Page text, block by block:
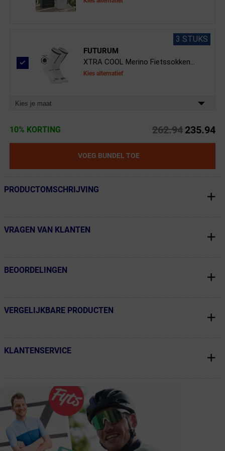
3 STUKS
FUTURUM
XTRA COOL Merino Fietssokken...
Kies alternatief
Kies je maat
10% KORTING 262.94 235.94
VOEG BUNDEL TOE
← Terug naar productnavigatie
PRODUCTOMSCHRIJVING
← Terug naar productnavigatie
VRAGEN VAN KLANTEN
← Terug naar productnavigatie
BEOORDELINGEN
← Terug naar productnavigatie
VERGELIJKBARE PRODUCTEN
← Terug naar productnavigatie
KLANTENSERVICE